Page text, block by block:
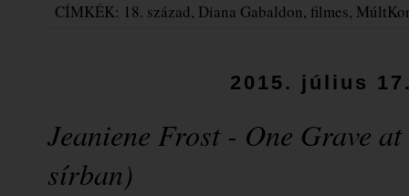
CÍMKÉK: 18. század, Diana Gabaldon, filmes, MúltKor
2015. július
Jeaniene Frost - One Grave
sírban)